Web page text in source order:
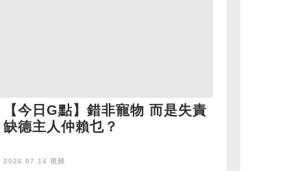
【今日G點】錯非寵物 而是失責
缺德主人仲賴乜？
2026.07.14 視頻